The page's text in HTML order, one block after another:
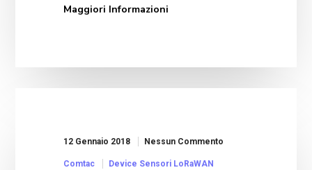
Maggiori Informazioni
12 Gennaio 2018 Nessun Commento
Comtac Device Sensori LoRaWAN